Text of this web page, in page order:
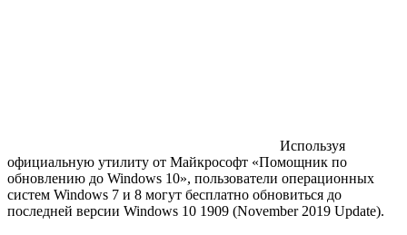
Используя
официальную утилиту от Майкрософт «Помощник по
обновлению до Windows 10», пользователи операционных
систем Windows 7 и 8 могут бесплатно обновиться до
последней версии Windows 10 1909 (November 2019 Update).